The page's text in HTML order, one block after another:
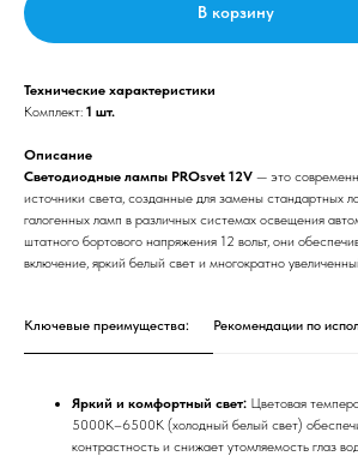
В корзину
Технические характеристики
Комплект: 1 шт.
Описание
Светодиодные лампы PROsvet 12V — это
источники света, созданные для замены стандартных
галогенных ламп в различных системах освещения
штатного бортового напряжения 12 вольт, они
включение, яркий белый свет и многократно
Ключевые преимущества: Рекомендации по
Яркий и комфортный свет: Цветовая
5000К–6500К (холодный белый свет)
контрастность и снижает утомляемость глаз